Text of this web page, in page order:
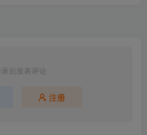
后发表评论
注册